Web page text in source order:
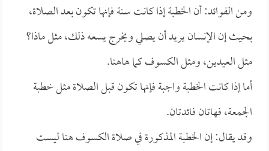
ومن الفوائد: أن الخطبة إذا كانت سنة فإنها تكون بعد الصلاة،
بحيث إن الإنسان يريد أن يصلي ويخرج يسعه ذلك، مثل ماذا؟
مثل العيدين، ومثل الكسوف كما هاهنا.
أما إذا كانت الخطبة واجبة فإنها تكون قبل الصلاة مثل خطبة
الجمعة، فهاتان فائدتان.
وقد يقال: إن الخطبة المذكورة في صلاة الكسوف هنا ليست